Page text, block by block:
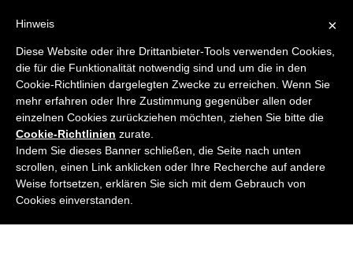
Der Zeitplan enthält alle
für das Mailand San Remo
Amatori cyclosportive
2027 wichtigen Vorstufen.
×
Hinweis
Diese Website oder ihre Drittanbieter-Tools verwenden Cookies,
die für die Funktionalität notwendig sind und um die in den
Cookie-Richtlinien dargelegten Zwecke zu erreichen. Wenn Sie
mehr erfahren oder Ihre Zustimmung gegenüber allen oder
einzelnen Cookies zurückziehen möchten, ziehen Sie bitte die
Cookie-Richtlinien zurate.
Indem Sie dieses Banner schließen, die Seite nach unten
scrollen, einen Link anklicken oder Ihre Recherche auf andere
Weise fortsetzen, erklären Sie sich mit dem Gebrauch von
Cookies einverstanden.